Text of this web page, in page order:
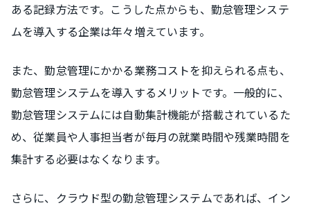
ある記録方法です。こうした点からも、勤怠管理システ
ムを導入する企業は年々増えています。
また、勤怠管理にかかる業務コストを抑えられる点も、
勤怠管理システムを導入するメリットです。一般的に、
勤怠管理システムには自動集計機能が搭載されているた
め、従業員や人事担当者が毎月の就業時間や残業時間を
集計する必要はなくなります。
さらに、クラウド型の勤怠管理システムであれば、イン